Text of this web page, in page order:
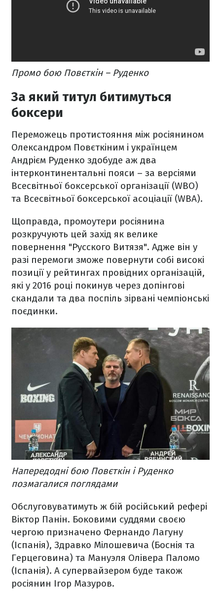
Промо бою Повєткін – Руденко
За який титул битимуться
боксери
Переможець протистояння між росіянином
Олександром Повєткіним і українцем
Андрієм Руденко здобуде аж два
інтерконтинентальні пояси – за версіями
Всесвітньої боксерської організації (WBO)
та Всесвітньої боксерської асоціації (WBA).
Щоправда, промоутери росіянина
розкручують цей захід як велике
повернення "Русского Витязя". Адже він у
разі перемоги зможе повернути собі високі
позиції у рейтингах провідних організацій,
які у 2016 році покинув через допінгові
скандали та два поспіль зірвані чемпіонські
поєдинки.
Напередодні бою Повєткін і Руденко
позмагалися поглядами
Обслуговуватимуть ж бій російський рефері
Віктор Панін. Боковими суддями своєю
чергою призначено Фернандо Лагуну
(Іспанія), Здравко Мілошевича (Боснія та
Герцеговина) та Мануэля Олівера Паломо
(Іспанія). А супервайзером буде також
росіянин Ігор Мазуров.